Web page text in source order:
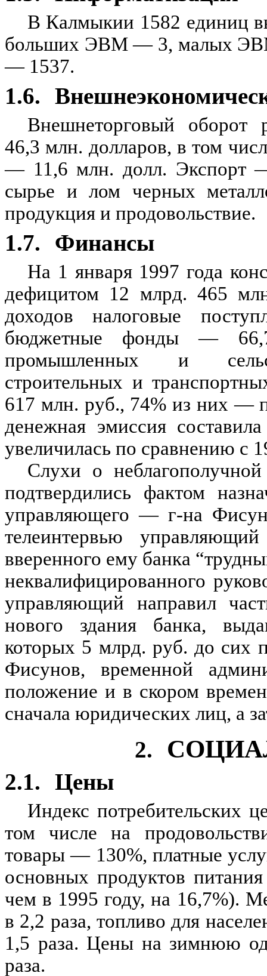
В Калмыкии 1582 единиц
больших ЭВМ — 3, малых
— 1537.
1.6.
Внешнеторговый оборот
46,3 млн. долларов, в том
— 11,6 млн. долл. Экспорт —
сырье и лом черных
продукция и продовольствие.
1.7. Финансы
На 1 января 1997 года
дефицитом 12 млрд. 465
доходов налоговые
бюджетные фонды —
промышленных и
строительных и
617 млн. руб., 74% из них —
денежная эмиссия
увеличилась по сравнению с
Слухи о
подтвердились фактом
управляющего — г-на
телеинтервью
вверенного ему банка
неквалифицированного
управляющий направил
нового здания банка,
которых 5 млрд. руб. до сих
Фисунов, временной
положение и в скором
сначала юридических лиц, а
2.
2.1. Цены
Индекс потребительских
том числе на
товары — 130%, платные
основных продуктов
чем в 1995 году, на 16,7%).
в 2,2 раза, топливо для
1,5 раза. Цены на зимнюю
раза.